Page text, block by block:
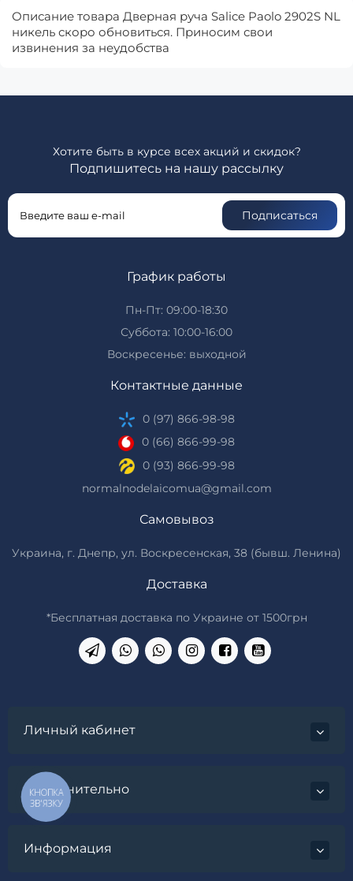
Описание товара Дверная руча Salice Paolo 2902S NL
никель скоро обновиться. Приносим свои
извинения за неудобства
Хотите быть в курсе всех акций и скидок?
Подпишитесь на нашу рассылку
Подписаться
График работы
Пн-Пт: 09:00-18:30
Суббота: 10:00-16:00
Воскресенье: выходной
Контактные данные
0 (97) 866-98-98
0 (66) 866-99-98
0 (93) 866-99-98
normalnodelaicomua@gmail.com
Самовывоз
Украина, г. Днепр, ул. Воскресенская, 38 (бывш. Ленина)
Доставка
*Бесплатная доставка по Украине от 1500грн
Личный кабинет
Дополнительно
Информация
КНОПКА
ЗВ'ЯЗКУ